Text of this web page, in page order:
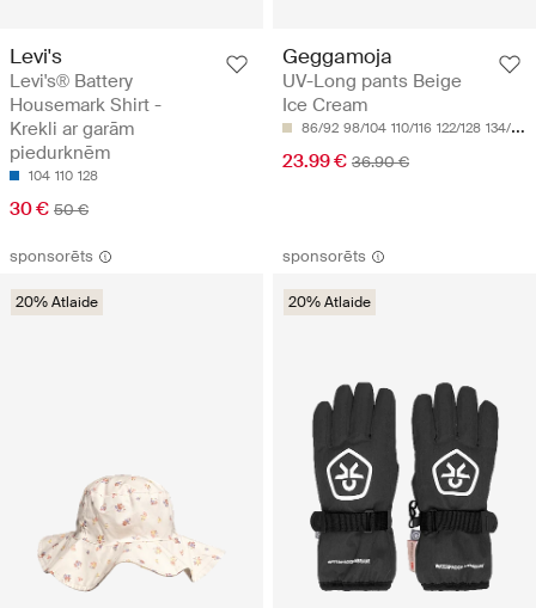
Levi's
Levi's® Battery
Housemark Shirt -
Krekli ar garām
piedurknēm
104 110 128
30 € 50 €
Geggamoja
UV-Long pants Beige
Ice Cream
86/92 98/104 110/116 122/128 134/140
23.99 € 36.90 €
sponsorēts
20% Atlaide
sponsorēts
20% Atlaide